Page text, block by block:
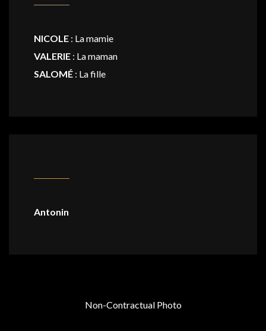
NICOLE: La mamie
VALERIE: La maman
SALOMÉ: La fille
Antonin
Non-Contractual Photo